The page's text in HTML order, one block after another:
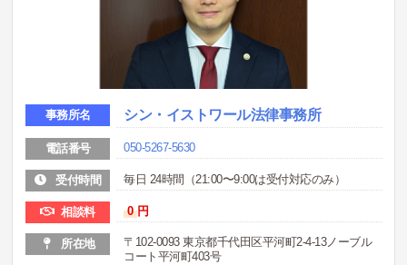
事務所名 シン・イストワール法律事務所
電話番号 050-5267-5630
受付時間 毎日 24時間（21:00〜9:00は受付対応のみ）
相談料 0 円
所在地
〒102-0093 東京都千代田区平河町2-4-13ノーブル
コート平河町403号